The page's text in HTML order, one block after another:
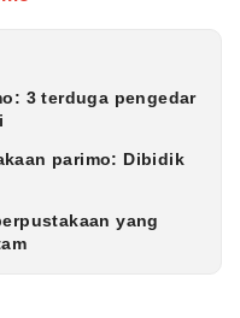
3 terduga pengedar
parimo: Dibidik
yang